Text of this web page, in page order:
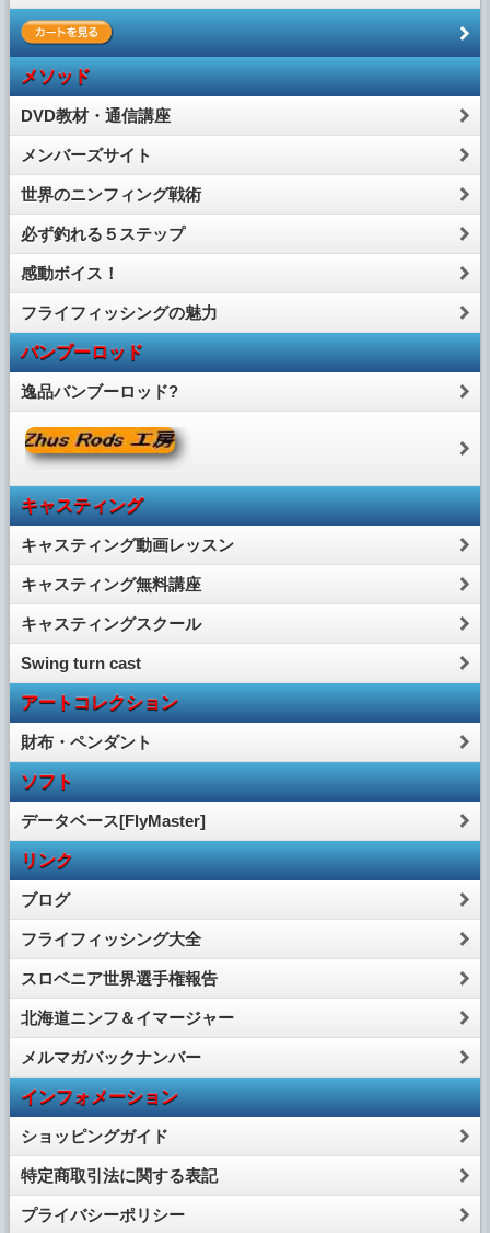
メソッド
DVD教材・通信講座
メンバーズサイト
世界のニンフィング戦術
必ず釣れる５ステップ
感動ボイス！
フライフィッシングの魅力
バンブーロッド
逸品バンブーロッド?
キャスティング
キャスティング動画レッスン
キャスティング無料講座
キャスティングスクール
Swing turn cast
アートコレクション
財布・ペンダント
ソフト
データベース[FlyMaster]
リンク
ブログ
フライフィッシング大全
スロベニア世界選手権報告
北海道ニンフ＆イマージャー
メルマガバックナンバー
インフォメーション
ショッピングガイド
特定商取引法に関する表記
プライバシーポリシー